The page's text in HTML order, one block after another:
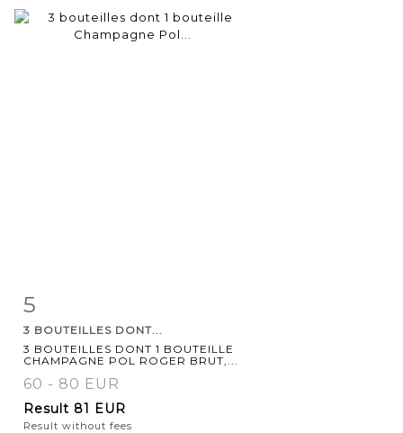
5
3 BOUTEILLES DONT...
3 BOUTEILLES DONT 1 BOUTEILLE
CHAMPAGNE POL ROGER BRUT,...
60 - 80 EUR
Result 81 EUR
Result without fees